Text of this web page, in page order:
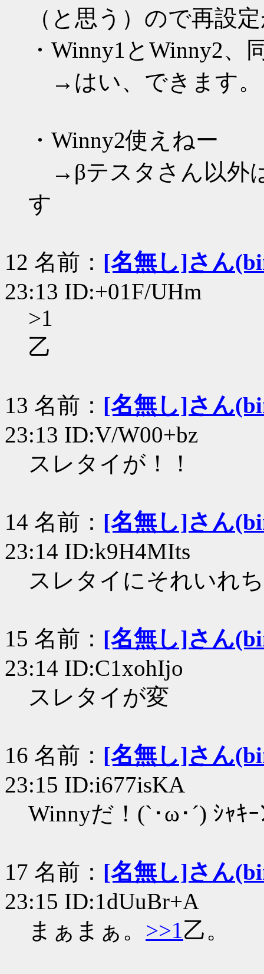
（と思う）ので再設
・Winny1とWinny2、
→はい、できます。
・Winny2使えねー
→βテスタさん以外
す
12 名前： [名無し]さん
23:13 ID:+01F/UHm
>1
乙
13 名前： [名無し]さん
23:13 ID:V/W00+bz
スレタイが！！
14 名前： [名無し]さん
23:14 ID:k9H4MIts
スレタイにそれいれ
15 名前： [名無し]さん
23:14 ID:C1xohIjo
スレタイが変
16 名前： [名無し]さん
23:15 ID:i677isKA
Winnyだ！(`･ω･´) ｼｬｷ
17 名前： [名無し]さん
23:15 ID:1dUuBr+A
まぁまぁ。 >>1乙。